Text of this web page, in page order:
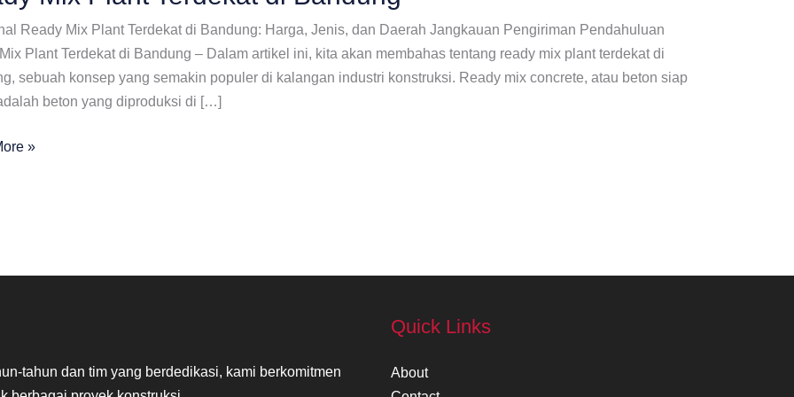
Ready Mix Plant Terdekat di Bandung: Harga, Jenis, dan Daerah Jangkauan Pengiriman Pendahuluan
Plant Terdekat di Bandung – Dalam artikel ini, kita akan membahas tentang ready mix plant terdekat di
sebuah konsep yang semakin populer di kalangan industri konstruksi. Ready mix concrete, atau beton siap
beton yang diproduksi di […]
»
tahun dan tim yang berdedikasi, kami berkomitmen
Quick Links
About